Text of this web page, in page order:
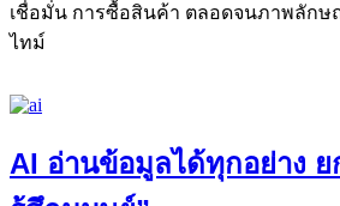
เชื่อมั่น การซื้อสินค้า ตลอดจนภาพลักษ
ไทม์
AI อ่านข้อมูลได้ทุกอย่าง ย